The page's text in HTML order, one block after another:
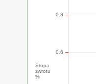
Stopa
zwrotu
%
0.6
0.8